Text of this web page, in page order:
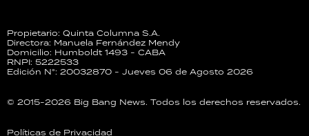
Propietario: Quinta Columna S.A.
Directora: Manuela Fernández Mendy
Domicilio: Humboldt 1493 - CABA
RNPI: 5222533
Edición N°: 20032870 - Jueves 06 de Agosto 2026
© 2015-2026 Big Bang News. Todos los derechos reservados.
Políticas de Privacidad